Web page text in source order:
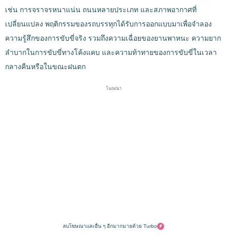
เช่น การจราจรหนาแน่น ถนนหลายประเภท และสภาพอากาศที่
เปลี่ยนแปลง พฤติกรรมของรถบรรทุกได้รับการออกแบบมาเพื่อจำลอง
ความรู้สึกของการขับขี่จริง รวมถึงความเฉื่อยของยานพาหนะ ความยาก
ลำบากในการขับขี่ทางโค้งแคบ และความท้าทายของการขับขี่ในเวลา
กลางคืนหรือในขณะฝนตก
โฆษณา
ลบโฆษณาและอื่น ๆ อีกมากมายด้วย Turbo